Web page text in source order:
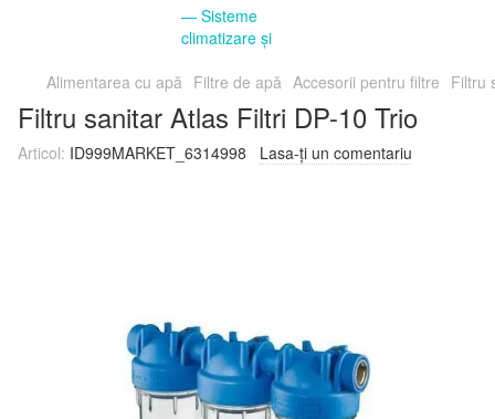
Alimentarea cu apă Filtre de apă Accesorii pentru filtre Filtru
Filtru sanitar Atlas Filtri DP-10 Trio
Articol: ID999MARKET_6314998 Lasa-ți un comentariu